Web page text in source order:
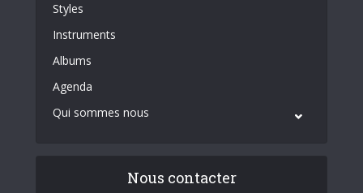
Styles
Instruments
Albums
Agenda
Qui sommes nous
Nous contacter